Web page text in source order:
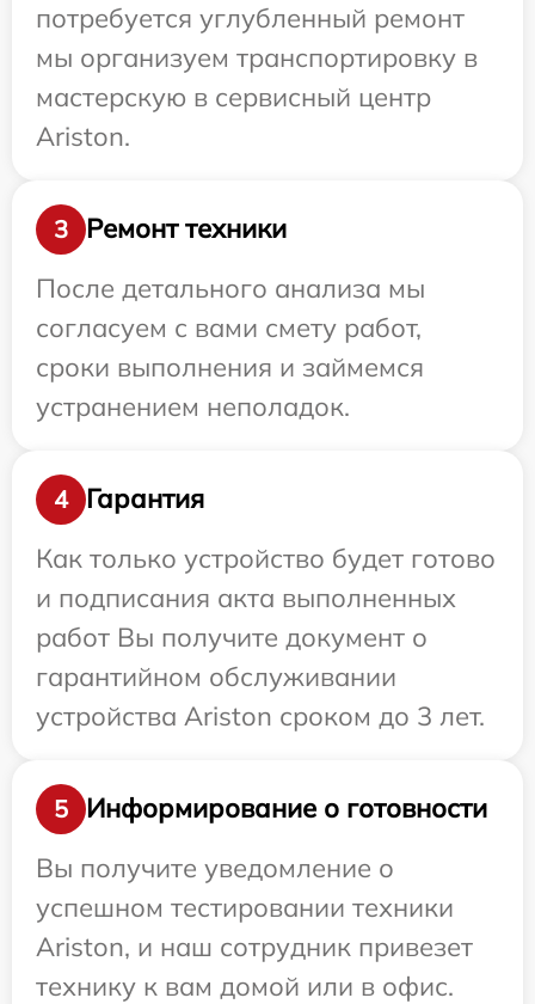
потребуется углубленный ремонт
мы организуем транспортировку в
мастерскую в сервисный центр
Ariston.
3
Ремонт техники
После детального анализа мы
согласуем с вами смету работ,
сроки выполнения и займемся
устранением неполадок.
4
Гарантия
Как только устройство будет готово
и подписания акта выполненных
работ Вы получите документ о
гарантийном обслуживании
устройства Ariston сроком до 3 лет.
5
Информирование о готовности
Вы получите уведомление о
успешном тестировании техники
Ariston, и наш сотрудник привезет
технику к вам домой или в офис.